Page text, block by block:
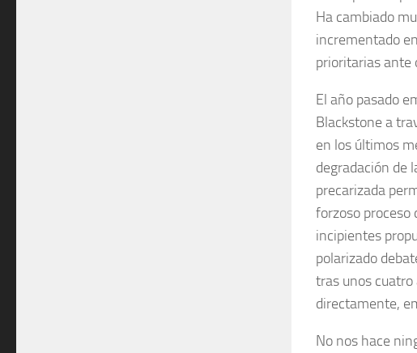
Ha cambiado
incrementado
prioritarias ante
El año pasado
Blackstone a
en los últimos
degradación de
precarizada
forzoso proceso
incipientes
polarizado
tras unos cuatro
directamente,
No nos hace